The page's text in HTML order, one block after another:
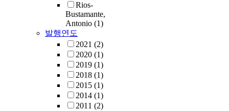
Rios-
Bustamante,
Antonio (1)
발행연도
2021 (2)
2020 (1)
2019 (1)
2018 (1)
2015 (1)
2014 (1)
2011 (2)